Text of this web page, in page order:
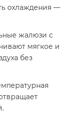
охлаждения —
жалюзи с
мягкое и
без